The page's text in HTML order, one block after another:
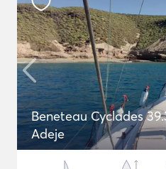
Beneteau Cyclades
Adeje